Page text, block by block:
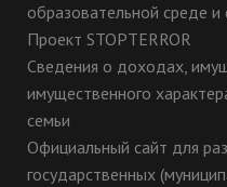
образовательной среде и
Проект STOPTERROR
Сведения о доходах,
имущественного
семьи
Официальный сайт для
государственных